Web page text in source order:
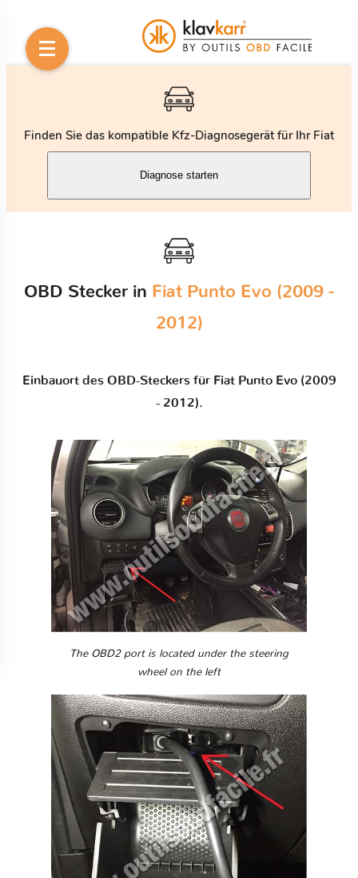
Finden Sie das kompatible Kfz-Diagnosegerät für Ihr Fiat
Diagnose starten
OBD Stecker in Fiat Punto Evo (2009 -
2012)
Einbauort des OBD-Steckers für Fiat Punto Evo (2009
- 2012).
The OBD2 port is located under the steering
wheel on the left